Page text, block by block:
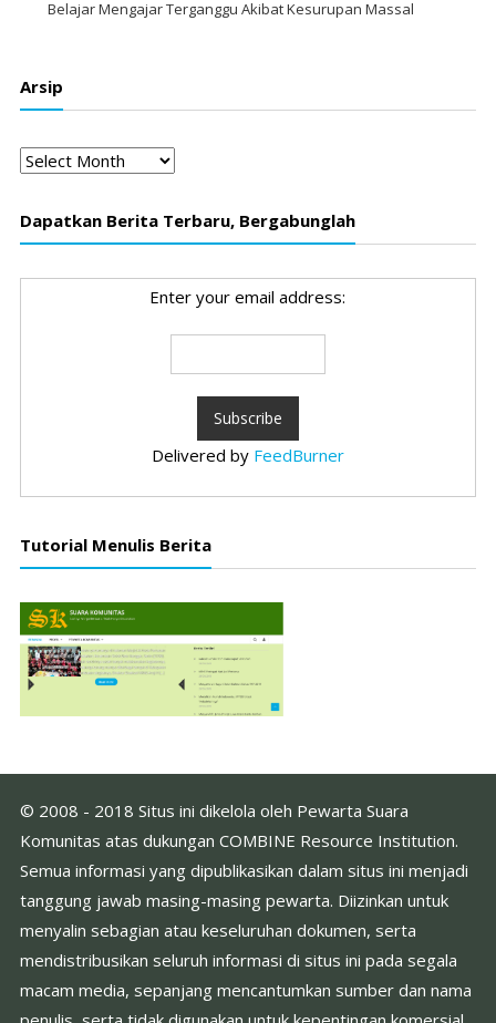
Belajar Mengajar Terganggu Akibat Kesurupan Massal
Arsip
Arsip
Dapatkan Berita Terbaru, Bergabunglah
Enter your email address:
Delivered by FeedBurner
Tutorial Menulis Berita
© 2008 - 2018 Situs ini dikelola oleh Pewarta Suara
Komunitas atas dukungan COMBINE Resource Institution.
Semua informasi yang dipublikasikan dalam situs ini menjadi
tanggung jawab masing-masing pewarta. Diizinkan untuk
menyalin sebagian atau keseluruhan dokumen, serta
mendistribusikan seluruh informasi di situs ini pada segala
macam media, sepanjang mencantumkan sumber dan nama